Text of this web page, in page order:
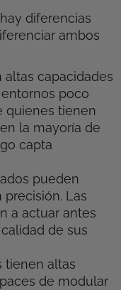
diferencias
ambos
altas capacidades
poco
quienes tienen
la mayoría de
capta
pueden
Las
a actuar antes
de sus
tienen altas
de modular